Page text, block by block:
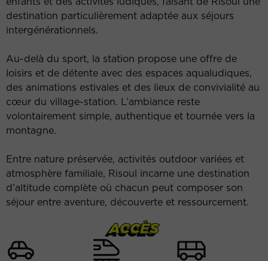
destination particulièrement adaptée aux séjours
intergénérationnels.
Au-delà du sport, la station propose une offre de
loisirs et de détente avec des espaces aqualudiques,
des animations estivales et des lieux de convivialité au
cœur du village-station. L’ambiance reste
volontairement simple, authentique et tournée vers la
montagne.
Entre nature préservée, activités outdoor variées et
atmosphère familiale, Risoul incarne une destination
d’altitude complète où chacun peut composer son
séjour entre aventure, découverte et ressourcement.
ACCÈS